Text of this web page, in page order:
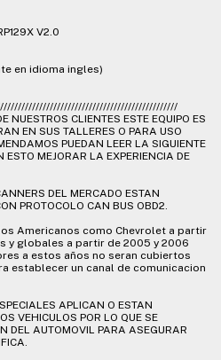
V2.0
en idioma ingles)
NUESTROS CLIENTES ESTE EQUIPO ES
EN SUS TALLERES O PARA USO
PUEDAN LEER LA SIGUIENTE
MEJORAR LA EXPERIENCIA DE
DEL MERCADO ESTAN
PROTOCOLO CAN BUS OBD2.
Americanos como Chevrolet a partir
y globales a partir de 2005 y 2006
a estos años no seran cubiertos
establecer un canal de comunicacion
APLICAN O ESTAN
VEHICULOS POR LO QUE SE
DEL AUTOMOVIL PARA ASEGURAR